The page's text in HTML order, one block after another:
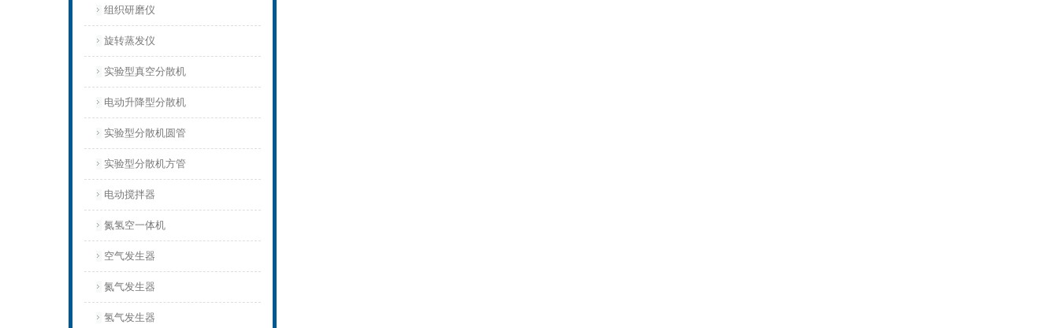
组织研磨仪
旋转蒸发仪
实验型真空分散机
电动升降型分散机
实验型分散机圆管
实验型分散机方管
电动搅拌器
氮氢空一体机
空气发生器
氮气发生器
氢气发生器